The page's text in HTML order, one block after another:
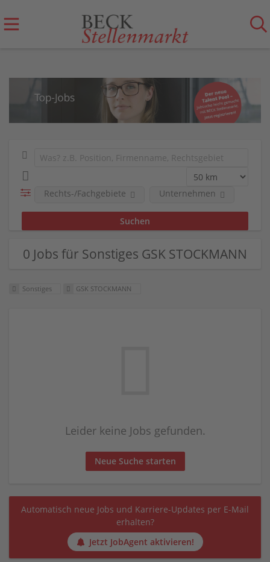
Rechts-/Fachgebiete Unternehmen
0 Jobs für Sonstiges GSK STOCKMANN
Sonstiges GSK STOCKMANN
Leider keine Jobs gefunden.
Neue Suche starten
Automatisch neue Jobs und Karriere-Updates per E-Mail
erhalten?
Jetzt JobAgent aktivieren!